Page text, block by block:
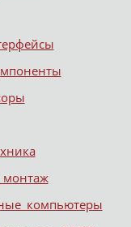
компьютеры